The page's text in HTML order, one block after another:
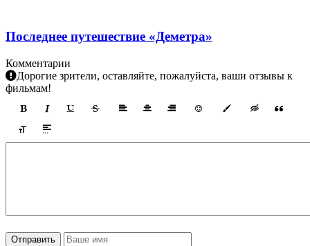
Последнее путешествие «Деметра»
Комментарии
Дорогие зрители, оставляйте, пожалуйста, ваши отзывы к
фильмам!
Отправить